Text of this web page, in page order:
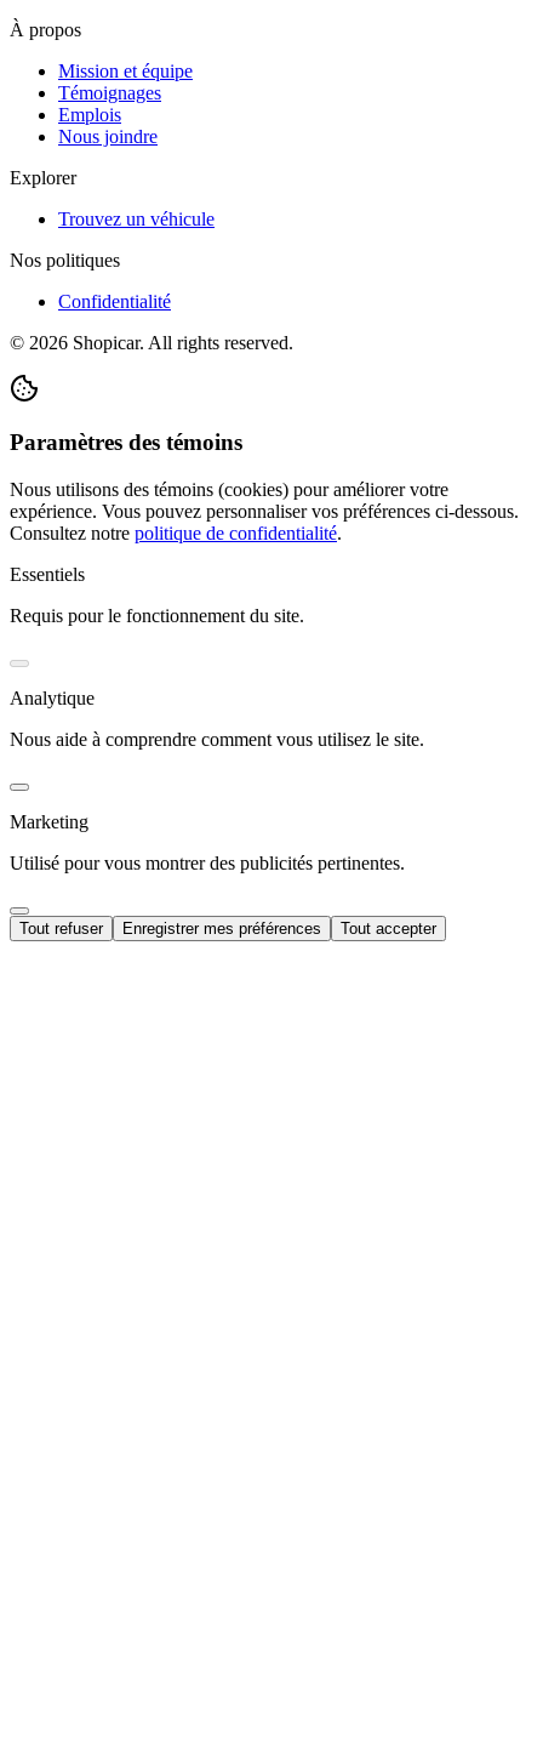
À propos
Mission et équipe
Témoignages
Emplois
Nous joindre
Explorer
Trouvez un véhicule
Nos politiques
Confidentialité
© 2026 Shopicar. All rights reserved.
Paramètres des témoins
Nous utilisons des témoins (cookies) pour améliorer votre
expérience. Vous pouvez personnaliser vos préférences ci-dessous.
Consultez notre politique de confidentialité.
Essentiels
Requis pour le fonctionnement du site.
Analytique
Nous aide à comprendre comment vous utilisez le site.
Marketing
Utilisé pour vous montrer des publicités pertinentes.
Tout refuser Enregistrer mes préférences Tout accepter